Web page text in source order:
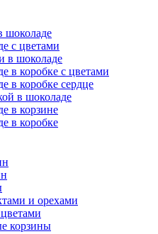
шоколаде
с цветами
в шоколаде
в коробке с цветами
в коробке сердце
в шоколаде
в корзине
в коробке
и орехами
корзины